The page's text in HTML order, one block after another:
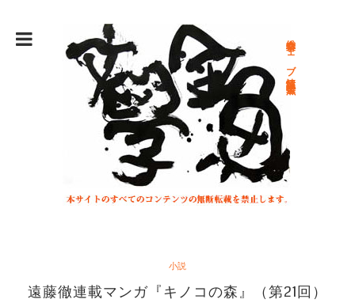
総合文学ウェブ情報誌 文学金魚
小説
遠藤徹連載マンガ『キノコの森』（第21回）